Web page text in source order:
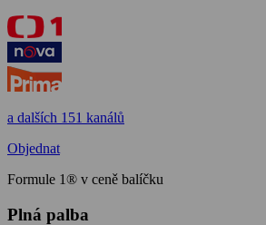
a dalších 151 kanálů
Objednat
Formule 1® v ceně balíčku
Plná palba